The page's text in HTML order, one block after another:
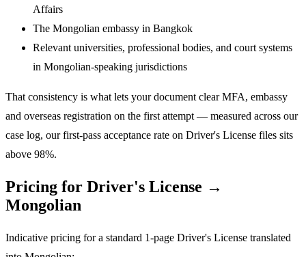
Affairs
The Mongolian embassy in Bangkok
Relevant universities, professional bodies, and court systems
in Mongolian-speaking jurisdictions
That consistency is what lets your document clear MFA, embassy
and overseas registration on the first attempt — measured across our
case log, our first-pass acceptance rate on Driver's License files sits
above 98%.
Pricing for Driver's License →
Mongolian
Indicative pricing for a standard 1-page Driver's License translated